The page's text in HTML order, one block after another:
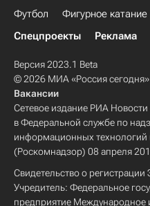
Футбол Фигурное катание
Спецпроекты
Реклама
Версия 2023.1 Beta
© 2026 МИА «Россия сегодня»
Вакансии
Сетевое издание РИА Новости
в Федеральной службе по
информационных
(Роскомнадзор) 08 апреля
Свидетельство о
Учредитель: Федеральное
предприятие Международное